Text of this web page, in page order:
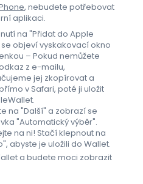
, nebudete potřebovat
aplikaci.
na "Přidat do Apple
objeví vyskakovací okno
– Pokud nemůžete
z e-mailu,
jej zkopírovat a
v Safari, poté ji uložit
na "Další" a zobrazí se
"Automatický výběr".
na ni! Stačí klepnout na
abyste je uložili do Wallet.
a budete moci zobrazit